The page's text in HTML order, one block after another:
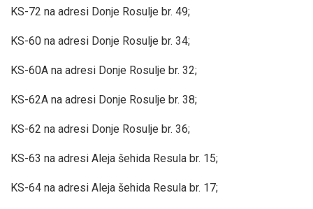
KS-72 na adresi Donje Rosulje br. 49;
KS-60 na adresi Donje Rosulje br. 34;
KS-60A na adresi Donje Rosulje br. 32;
KS-62A na adresi Donje Rosulje br. 38;
KS-62 na adresi Donje Rosulje br. 36;
KS-63 na adresi Aleja šehida Resula br. 15;
KS-64 na adresi Aleja šehida Resula br. 17;